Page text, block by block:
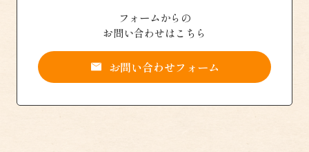
フォームからの
お問い合わせはこちら
お問い合わせフォーム